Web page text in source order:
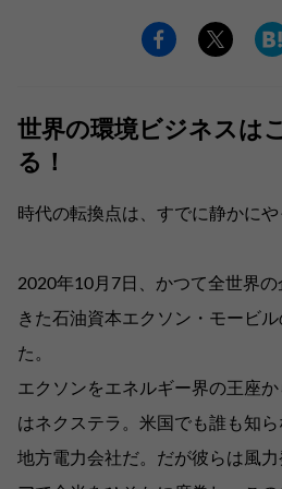
世界の環境ビジネスは
る！
時代の転換点は、すでに静かに
2020年10月7日、かつて全世界
きた石油資本エクソン・モービ
た。
エクソンをエネルギー界の王座
はネクステラ。米国でも誰も知
地方電力会社だ。だが彼らは風